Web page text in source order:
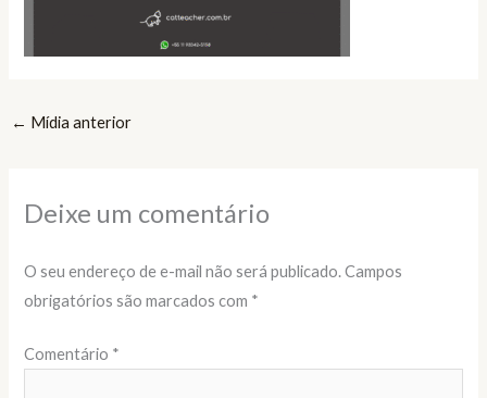
← Mídia anterior
Deixe um comentário
O seu endereço de e-mail não será publicado. Campos
obrigatórios são marcados com *
Comentário *